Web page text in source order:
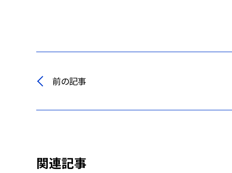
前の記事
関連記事